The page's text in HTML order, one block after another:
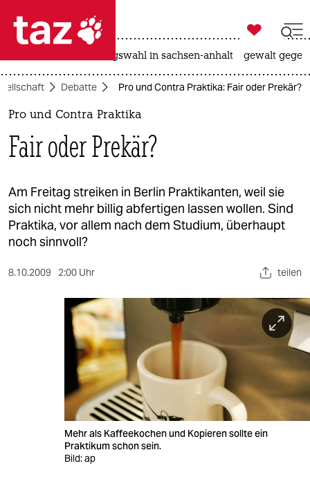
 taz zahl ich
taz zahl ich
politik
öko
gesellschaft
kultur
sport
veranstaltungen

taz zahl ich
landtagswahl in sachsen-anhalt gewalt
Debatte Pro und Contra Praktika: Fair oder Prekär?
Pro und Contra Praktika
Fair oder Prekär?
Am Freitag streiken in Berlin Praktikanten, weil sie
sich nicht mehr billig abfertigen lassen wollen. Sind
Praktika, vor allem nach dem Studium, überhaupt
noch sinnvoll?
8.10.2009 2:00 Uhr teilen
Mehr als Kaffeekochen und Kopieren sollte ein
Praktikum schon sein.
Bild: ap